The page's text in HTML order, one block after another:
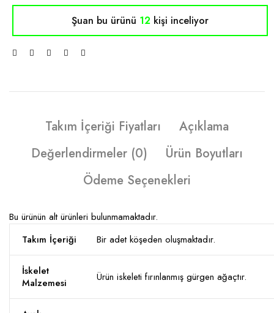
Şuan bu ürünü 12 kişi inceliyor
Takım İçeriği Fiyatları
Açıklama
Değerlendirmeler (0)
Ürün Boyutları
Ödeme Seçenekleri
Bu ürünün alt ürünleri bulunmamaktadır.
Takım İçeriği
Bir adet köşeden oluşmaktadır.
İskelet
Malzemesi
Ürün iskeleti fırınlanmış gürgen ağaçtır.